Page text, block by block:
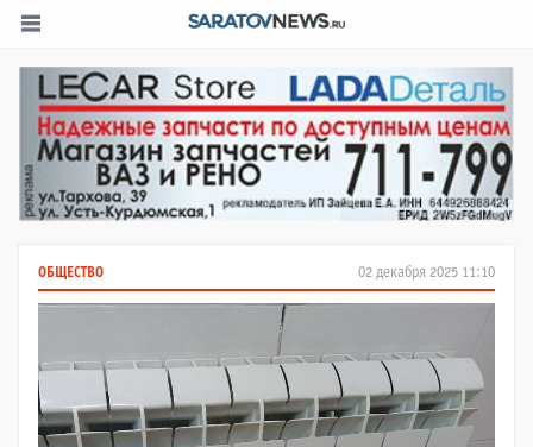
02 декабря 2025 11:10
ОБЩЕСТВО